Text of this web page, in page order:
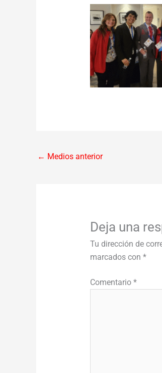
← Medios anterior
Deja una
Tu dirección de
marcados con *
Comentario *